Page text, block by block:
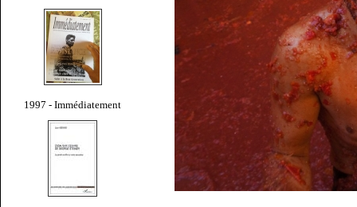
1997 - Immédiatement